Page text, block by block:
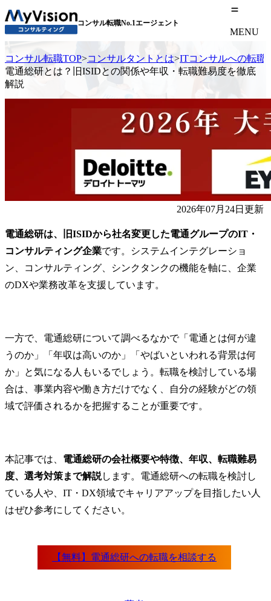
コンサル転職No.1エージェント
MENU
コンサル転職TOP>コンサルタントとは>ITコンサルへの転職
電通総研とは？旧ISIDとの関係や年収・転職難易度を徹底
解説
2026年07月24日更新
電通総研は、旧ISIDから社名変更した電通グループのIT・
コンサルティング企業です。システムインテグレーショ
ン、コンサルティング、シンクタンクの機能を軸に、企業
のDXや業務改革を支援しています。
一方で、電通総研について調べるなかで「電通とは何が違
うのか」「年収は高いのか」「やばいといわれる背景は何
か」と気になる人もいるでしょう。転職を検討している場
合は、事業内容や働き方だけでなく、自分の経験がどの領
域で評価されるかを把握することが重要です。
本記事では、 電通総研の会社概要や特徴、年収、転職難易
度、選考対策まで解説します。電通総研への転職を検討し
ている人や、IT・DX領域でキャリアアップを目指したい人
はぜひ参考にしてください。